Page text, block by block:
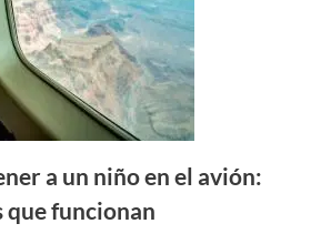
a un niño en el avión:
que funcionan